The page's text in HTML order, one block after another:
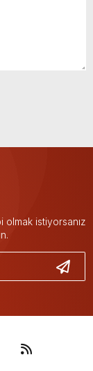
istiyorsanız